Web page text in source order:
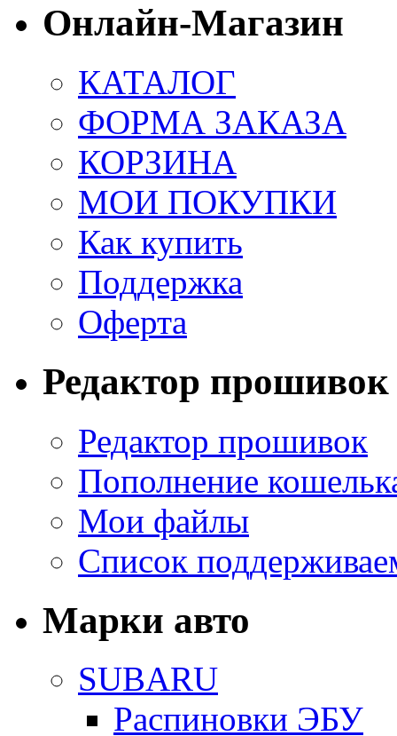
Онлайн-Магазин
КАТАЛОГ
ФОРМА ЗАКАЗА
КОРЗИНА
МОИ ПОКУПКИ
Как купить
Поддержка
Оферта
Редактор прошивок
Редактор прошивок
Пополнение
Мои файлы
Список
Марки авто
SUBARU
Распиновки ЭБУ